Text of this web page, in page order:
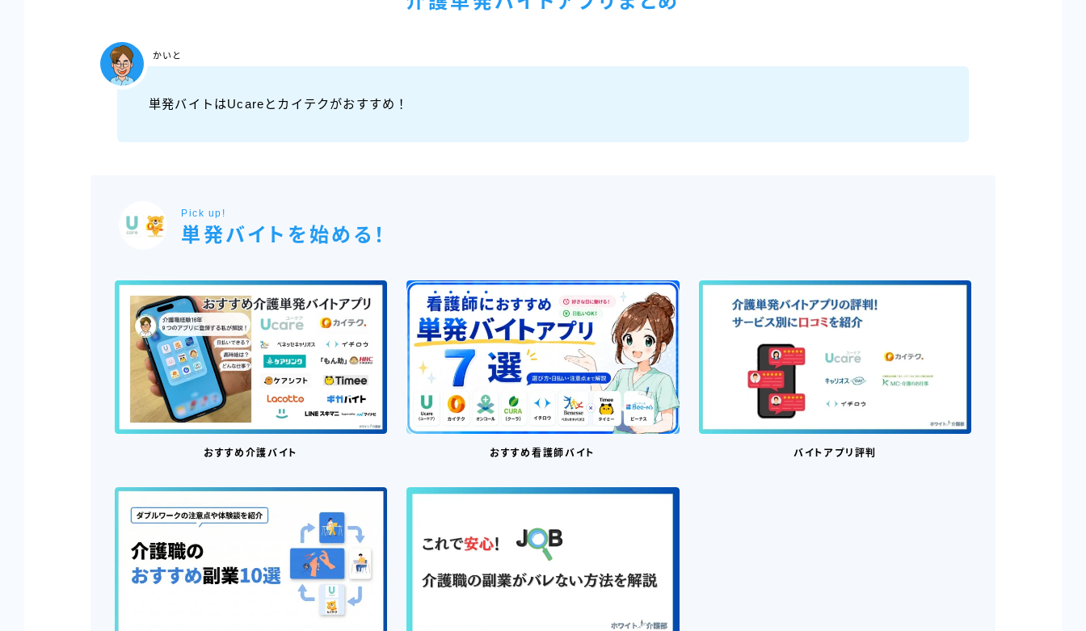
単発バイトはUcareとカイテクがおすすめ！
かいと
Pick up!
単発バイトを始める！
おすすめ介護バイト おすすめ看護師バイト バイトアプリ評判